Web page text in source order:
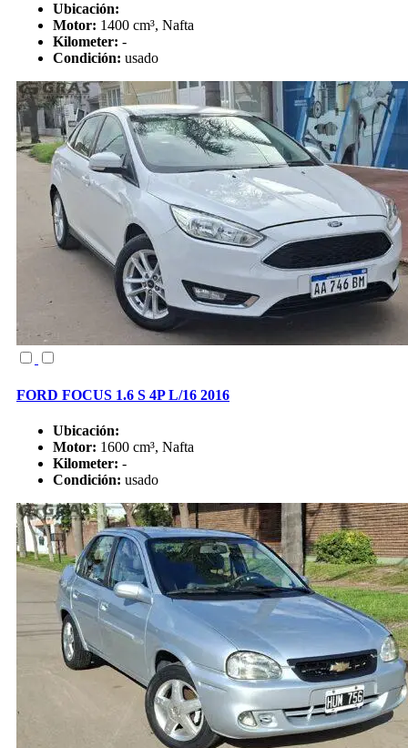
Ubicación:
Motor: 1400 cm³, Nafta
Kilometer: -
Condición: usado
FORD FOCUS 1.6 S 4P L/16 2016
Ubicación:
Motor: 1600 cm³, Nafta
Kilometer: -
Condición: usado